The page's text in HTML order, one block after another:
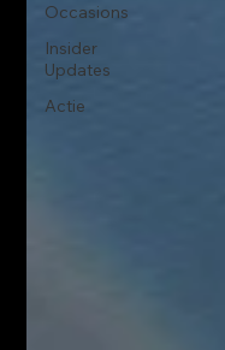
Occasions
Insider
Updates
Actie